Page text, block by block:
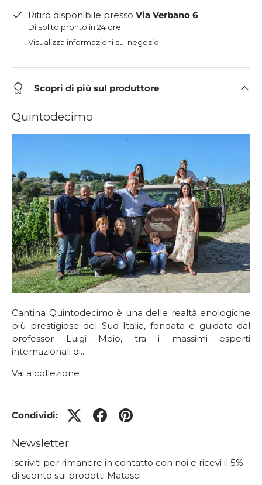
Ritiro disponibile presso Via Verbano 6
Di solito pronto in 24 ore
Visualizza informazioni sul negozio
Scopri di più sul produttore
Quintodecimo
Cantina Quintodecimo è una delle realtà enologiche
più prestigiose del Sud Italia, fondata e guidata dal
professor Luigi Moio, tra i massimi esperti
internazionali di...
Vai a collezione
Condividi:
Newsletter
Iscriviti per rimanere in contatto con noi e ricevi il 5%
di sconto sui prodotti Matasci